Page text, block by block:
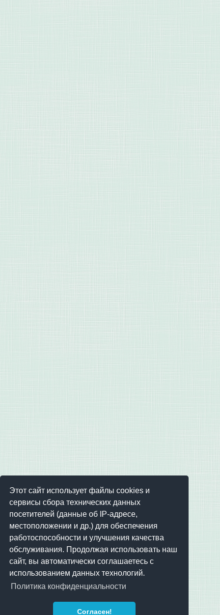
Этот сайт использует файлы cookies и
сервисы сбора технических данных
посетителей (данные об IP-адресе,
местоположении и др.) для обеспечения
работоспособности и улучшения качества
обслуживания. Продолжая использовать наш
сайт, вы автоматически соглашаетесь с
использованием данных технологий.
Политика конфиденциальности
Согласен!